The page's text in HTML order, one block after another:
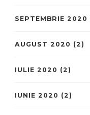
SEPTEMBRIE 2020
AUGUST 2020 (2)
IULIE 2020 (2)
IUNIE 2020 (2)